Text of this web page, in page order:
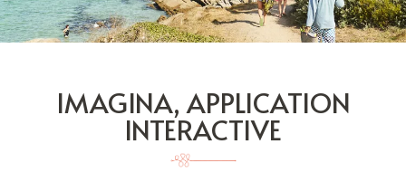
IMAGINA, APPLICATION
INTERACTIVE